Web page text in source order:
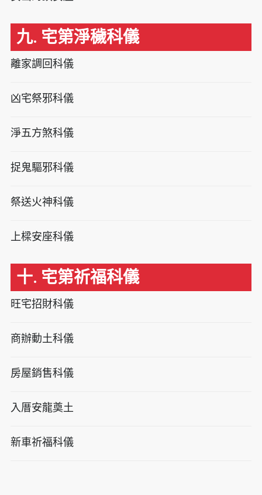
九. 宅第淨穢科儀
離家調回科儀
凶宅祭邪科儀
淨五方煞科儀
捉鬼驅邪科儀
祭送火神科儀
上樑安座科儀
十. 宅第祈福科儀
旺宅招財科儀
商辦動土科儀
房屋銷售科儀
入厝安龍奠土
新車祈福科儀